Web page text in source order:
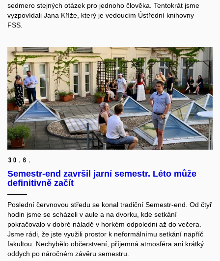
sedmero stejných otázek pro jednoho člověka. Tentokrát jsme
vyzpovídali Jana Kříže, který je vedoucím Ústřední knihovny
FSS.
30. 6.
Semestr-end završil jarní semestr. Léto může
definitivně začít
Poslední červnovou středu se konal tradiční Semestr-end. Od čtyř
hodin jsme se scházeli v aule a na dvorku, kde setkání
pokračovalo v dobré náladě v horkém odpoledni až do večera.
Jsme rádi, že jste využili prostor k neformálnímu setkání napříč
fakultou. Nechybělo občerstvení, příjemná atmosféra ani krátký
oddych po náročném závěru semestru.